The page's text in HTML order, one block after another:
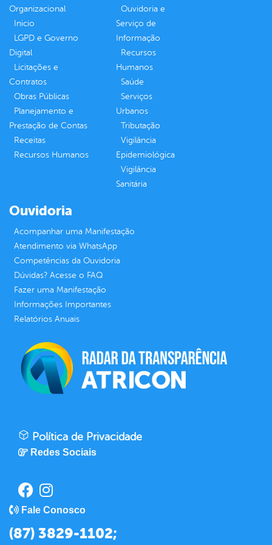
Organizacional
Inicio
LGPD e Governo
Digital
Licitações e
Contratos
Obras Públicas
Planejamento e
Prestação de Contas
Receitas
Recursos Humanos
Ouvidoria e
Serviço de
Informação
Recursos
Humanos
Saúde
Serviços
Urbanos
Tributação
Vigilância
Epidemiológica
Vigilância
Sanitária
Ouvidoria
Acompanhar uma Manifestação
Atendimento via WhatsApp
Competências da Ouvidoria
Dúvidas? Acesse o FAQ
Fazer uma Manifestação
Informações Importantes
Relatórios Anuais
Política de Privacidade
Redes Sociais
Fale Conosco
(87) 3829-1102;